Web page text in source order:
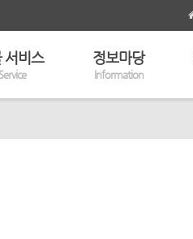
서비스 정보마당
Information